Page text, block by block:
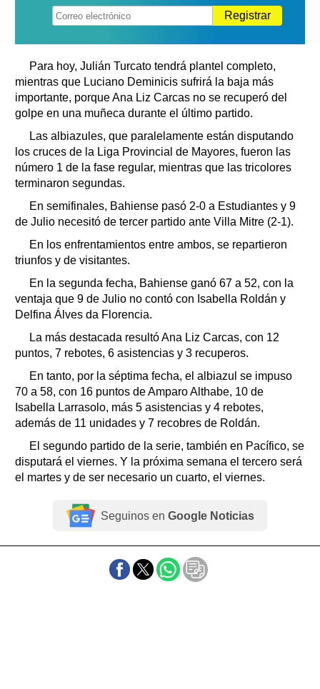
Registrar
Para hoy, Julián Turcato tendrá plantel completo,
mientras que Luciano Deminicis sufrirá la baja más
importante, porque Ana Liz Carcas no se recuperó del
golpe en una muñeca durante el último partido.
Las albiazules, que paralelamente están disputando
los cruces de la Liga Provincial de Mayores, fueron las
número 1 de la fase regular, mientras que las tricolores
terminaron segundas.
En semifinales, Bahiense pasó 2-0 a Estudiantes y 9
de Julio necesitó de tercer partido ante Villa Mitre (2-1).
En los enfrentamientos entre ambos, se repartieron
triunfos y de visitantes.
En la segunda fecha, Bahiense ganó 67 a 52, con la
ventaja que 9 de Julio no contó con Isabella Roldán y
Delfina Álves da Florencia.
La más destacada resultó Ana Liz Carcas, con 12
puntos, 7 rebotes, 6 asistencias y 3 recuperos.
En tanto, por la séptima fecha, el albiazul se impuso
70 a 58, con 16 puntos de Amparo Althabe, 10 de
Isabella Larrasolo, más 5 asistencias y 4 rebotes,
además de 11 unidades y 7 recobres de Roldán.
El segundo partido de la serie, también en Pacífico, se
disputará el viernes. Y la próxima semana el tercero será
el martes y de ser necesario un cuarto, el viernes.
Seguinos en Google Noticias